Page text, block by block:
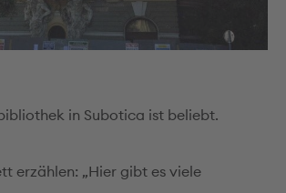
in Subotica ist beliebt.
erzählen: „Hier gibt es viele